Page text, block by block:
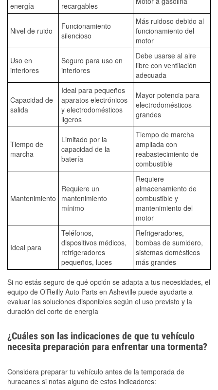
energía
recargables
Nivel de ruido
Funcionamiento
silencioso
Más ruidoso debido al
funcionamiento del
motor
Uso en
interiores
Seguro para uso en
interiores
Debe usarse al aire
libre con ventilación
adecuada
Capacidad de
salida
Ideal para pequeños
aparatos electrónicos
y electrodomésticos
ligeros
Mayor potencia para
electrodomésticos
grandes
Tiempo de
marcha
Limitado por la
capacidad de la
batería
Tiempo de marcha
ampliada con
reabastecimiento de
combustible
Mantenimiento
Requiere un
mantenimiento
mínimo
Requiere
almacenamiento de
combustible y
mantenimiento del
motor
Ideal para
Teléfonos,
dispositivos médicos,
refrigeradores
pequeños, luces
Refrigeradores,
bombas de sumidero,
sistemas domésticos
más grandes
Si no estás seguro de qué opción se adapta a tus necesidades, el
equipo de O’Reilly Auto Parts en Asheville puede ayudarte a
evaluar las soluciones disponibles según el uso previsto y la
duración del corte de energía
¿Cuáles son las indicaciones de que tu vehículo
necesita preparación para enfrentar una tormenta?
Considera preparar tu vehículo antes de la temporada de
huracanes si notas alguno de estos indicadores: